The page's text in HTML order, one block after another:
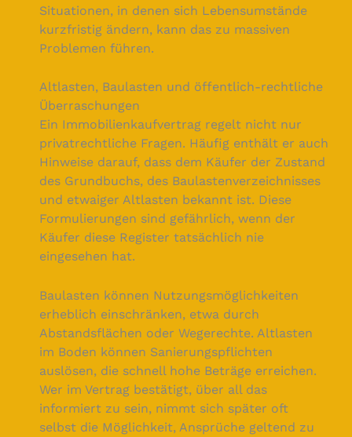
Situationen, in denen sich Lebensumstände
kurzfristig ändern, kann das zu massiven
Problemen führen.
Altlasten, Baulasten und öffentlich-rechtliche
Überraschungen
Ein Immobilienkaufvertrag regelt nicht nur
privatrechtliche Fragen. Häufig enthält er auch
Hinweise darauf, dass dem Käufer der Zustand
des Grundbuchs, des Baulastenverzeichnisses
und etwaiger Altlasten bekannt ist. Diese
Formulierungen sind gefährlich, wenn der
Käufer diese Register tatsächlich nie
eingesehen hat.
Baulasten können Nutzungsmöglichkeiten
erheblich einschränken, etwa durch
Abstandsflächen oder Wegerechte. Altlasten
im Boden können Sanierungspflichten
auslösen, die schnell hohe Beträge erreichen.
Wer im Vertrag bestätigt, über all das
informiert zu sein, nimmt sich später oft
selbst die Möglichkeit, Ansprüche geltend zu